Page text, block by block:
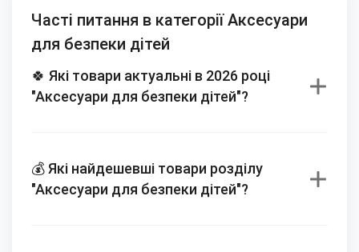
Часті питання в категорії Аксесуари
для безпеки дітей
🍀 Які товари актуальні в 2026 році
"Аксесуари для безпеки дітей"?
💰 Які найдешевші товари розділу
"Аксесуари для безпеки дітей"?